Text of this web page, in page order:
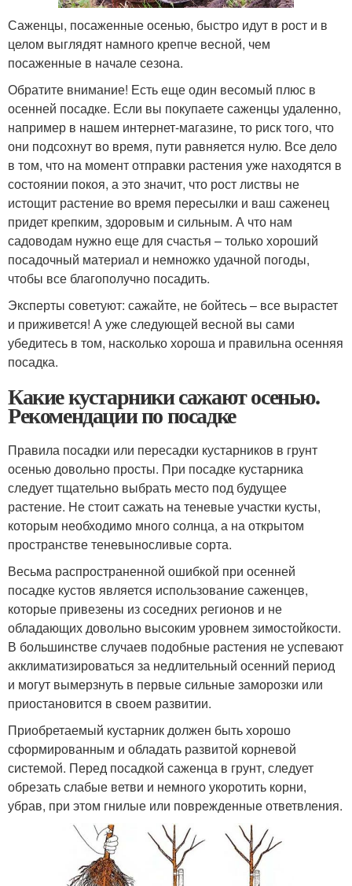
Саженцы, посаженные осенью, быстро идут в рост и в
целом выглядят намного крепче весной, чем
посаженные в начале сезона.
Обратите внимание! Есть еще один весомый плюс в
осенней посадке. Если вы покупаете саженцы удаленно,
например в нашем интернет-магазине, то риск того, что
они подсохнут во время, пути равняется нулю. Все дело
в том, что на момент отправки растения уже находятся в
состоянии покоя, а это значит, что рост листвы не
истощит растение во время пересылки и ваш саженец
придет крепким, здоровым и сильным. А что нам
садоводам нужно еще для счастья – только хороший
посадочный материал и немножко удачной погоды,
чтобы все благополучно посадить.
Эксперты советуют: сажайте, не бойтесь – все вырастет
и приживется! А уже следующей весной вы сами
убедитесь в том, насколько хороша и правильна осенняя
посадка.
Какие кустарники сажают осенью.
Рекомендации по посадке
Правила посадки или пересадки кустарников в грунт
осенью довольно просты. При посадке кустарника
следует тщательно выбрать место под будущее
растение. Не стоит сажать на теневые участки кусты,
которым необходимо много солнца, а на открытом
пространстве теневыносливые сорта.
Весьма распространенной ошибкой при осенней
посадке кустов является использование саженцев,
которые привезены из соседних регионов и не
обладающих довольно высоким уровнем зимостойкости.
В большинстве случаев подобные растения не успевают
акклиматизироваться за недлительный осенний период
и могут вымерзнуть в первые сильные заморозки или
приостановится в своем развитии.
Приобретаемый кустарник должен быть хорошо
сформированным и обладать развитой корневой
системой. Перед посадкой саженца в грунт, следует
обрезать слабые ветви и немного укоротить корни,
убрав, при этом гнилые или поврежденные ответвления.